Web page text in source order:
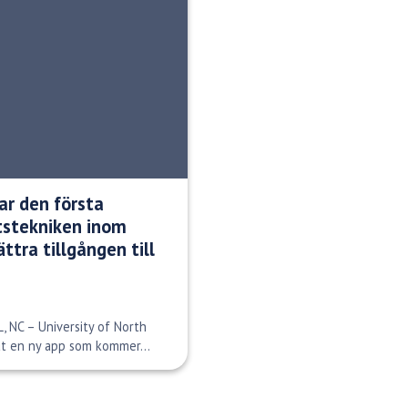
den första
inom
tillgången till
NC – University of North
en ny app som kommer...